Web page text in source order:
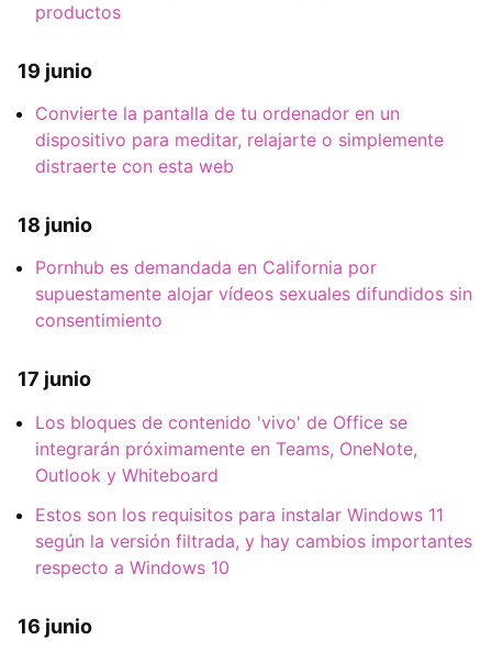
productos
19 junio
Convierte la pantalla de tu ordenador en un
dispositivo para meditar, relajarte o simplemente
distraerte con esta web
18 junio
Pornhub es demandada en California por
supuestamente alojar vídeos sexuales difundidos sin
consentimiento
17 junio
Los bloques de contenido 'vivo' de Office se
integrarán próximamente en Teams, OneNote,
Outlook y Whiteboard
Estos son los requisitos para instalar Windows 11
según la versión filtrada, y hay cambios importantes
respecto a Windows 10
16 junio